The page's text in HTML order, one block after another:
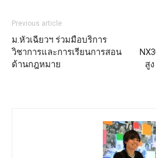
Previous article
ม.หัวเฉียวฯ ร่วมมือบริการ
วิชาการและการเรียนการสอน
ด้านกฎหมาย
สู